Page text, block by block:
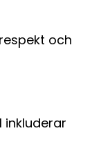
och